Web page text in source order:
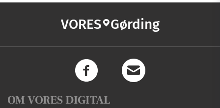
VORES Gørding
OM VORES DIGITAL